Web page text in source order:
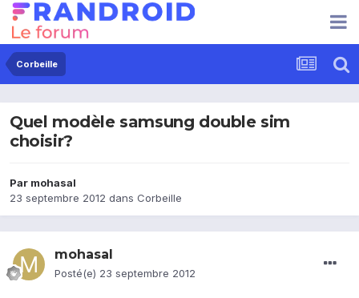
Corbeille
Quel modèle samsung double sim
choisir?
Par mohasal
23 septembre 2012 dans Corbeille
mohasal
Posté(e) 23 septembre 2012